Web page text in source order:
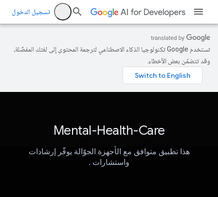
تسجيل الدخول
تستخدم Google تكنولوجيا الذكاء الاصطناعي لترجمة المحتوى إلى لغتك المفضّلة،
وقد تتضمّن بعض الأخطاء.
Mental-Health-Care
هذا تطبيق متوافق مع الأجهزة الجوّالة يوفّر إرشادات
واستشارات .